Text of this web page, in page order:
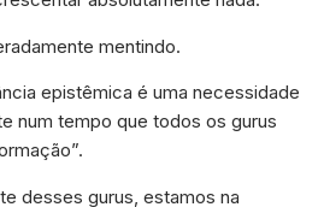
mentindo.
epistêmica é uma necessidade
num tempo que todos os gurus
desses gurus, estamos na